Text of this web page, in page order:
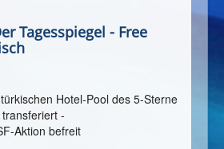
Tagesspiegel - Free
Hotel-Pool des 5-Sterne
-
Aktion befreit